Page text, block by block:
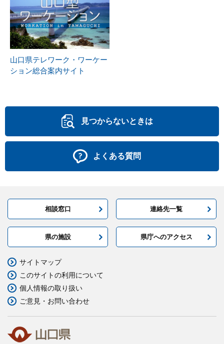
山口県テレワーク・ワーケー
ション総合案内サイト
見つからないときは
よくある質問
相談窓口 連絡先一覧
県の施設 県庁へのアクセス
サイトマップ
このサイトの利用について
個人情報の取り扱い
ご意見・お問い合わせ